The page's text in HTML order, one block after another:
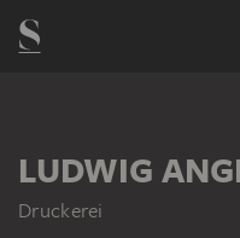
LUDWIG
Druckerei